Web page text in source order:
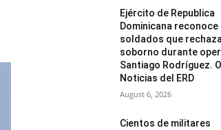
Ejército de Republica
Dominicana reconoce
soldados que
soborno durante
Santiago Rodríguez.
Noticias del ERD
August 6, 2026
Cientos de militares